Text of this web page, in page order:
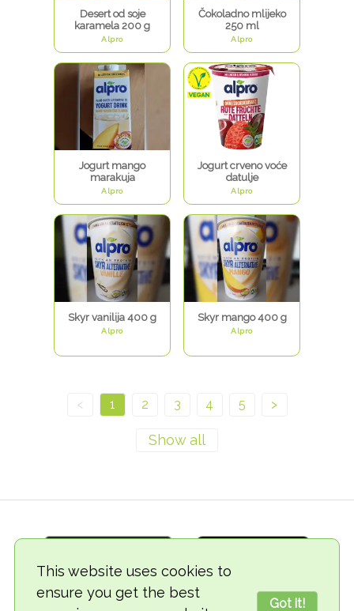
This website uses cookies to
ensure you get the best
Got it!
Desert od soje
karamela 200 g
Alpro
Čokoladno mlijeko
250 ml
Alpro
Jogurt mango
marakuja
Alpro
Jogurt crveno voće
datulje
Alpro
Skyr vanilija 400 g
Alpro
Skyr mango 400 g
Alpro
< 1 2 3 4 5 >